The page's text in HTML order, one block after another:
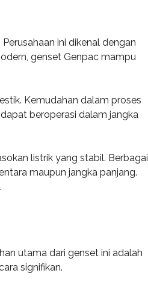
ini dikenal dengan
genset Genpac mampu
Kemudahan dalam proses
beroperasi dalam jangka
listrik yang stabil. Berbagai
maupun jangka panjang.
utama dari genset ini adalah
signifikan.